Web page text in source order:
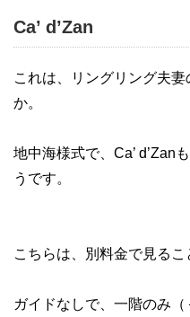
Ca’ d’Zan
これは、リングリング夫
か。
地中海様式で、Ca’ d’Zan
うです。
こちらは、別料金で見るこ
ガイドなしで、一階のみ